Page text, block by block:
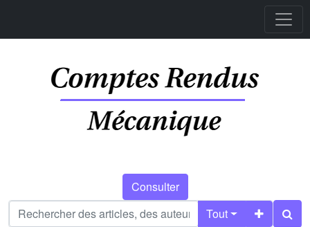
Consulter
Tout